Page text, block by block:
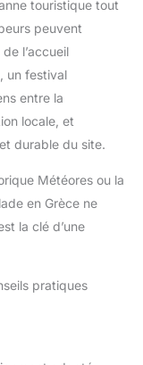
touristique tout
peuvent
l’accueil
un festival
entre la
locale, et
durable du site.
Météores ou la
en Grèce ne
la clé d’une
pratiques